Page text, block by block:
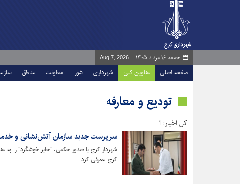
جمعه ۱۶ مرداد ۱۴۰۵ - Aug 7, 2026
صفحه اصلی عناوین کلی شهرداری شورا معاونت مناطق
تودیع و معارفه
کل اخبار: 1
سرپرست جدید سازمان آتش‌نشانی و
شهردار کرج با صدور حکمی، "جابر خوشگرد" را
کرج معرفی کرد.